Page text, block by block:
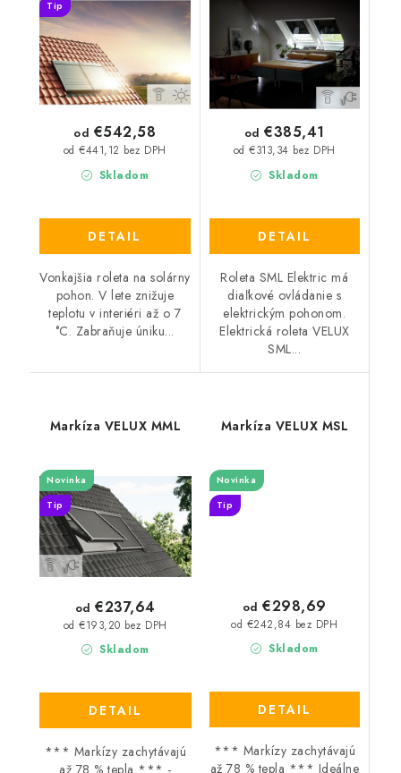
Tip
Skladom
od €441,12 bez DPH
od €542,58
DETAIL
Vonkajšia roleta na solárny
pohon. V lete znižuje
teplotu v interiéri až o 7
°C. Zabraňuje úniku...
Skladom
od €313,34 bez DPH
od €385,41
DETAIL
Roleta SML Elektric má
diaľkové ovládanie s
elektrickým pohonom.
Elektrická roleta VELUX
SML...
Markíza VELUX MML
Novinka
Tip
Skladom
od €193,20 bez DPH
od €237,64
DETAIL
*** Markízy zachytávajú
Markíza VELUX MSL
Novinka
Tip
Skladom
od €242,84 bez DPH
od €298,69
DETAIL
*** Markízy zachytávajú
až 78 % tepla *** Ideálne